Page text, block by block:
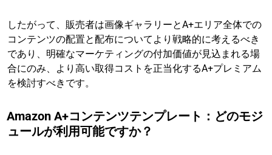
したがって、販売者は画像ギャラリーとA+エリア全体での
コンテンツの配置と配布についてより戦略的に考えるべき
であり、明確なマーケティングの付加価値が見込まれる場
合にのみ、より高い取得コストを正当化するA+プレミアム
を検討すべきです。
Amazon A+コンテンツテンプレート：どのモジ
ュールが利用可能ですか？